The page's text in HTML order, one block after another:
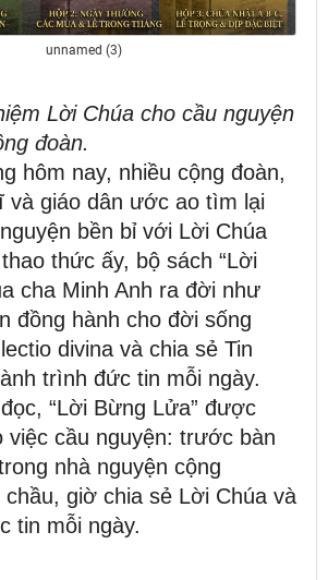
unnamed (3)
Lời Chúa cho cầu nguyện
đoàn.
hôm nay, nhiều cộng đoàn,
và giáo dân ước ao tìm lại
bền bỉ với Lời Chúa
thức ấy, bộ sách “Lời
cha Minh Anh ra đời như
đồng hành cho đời sống
divina và chia sẻ Tin
trình đức tin mỗi ngày.
“Lời Bừng Lửa” được
việc cầu nguyện: trước bàn
nhà nguyện cộng
chầu, giờ chia sẻ Lời Chúa và
tin mỗi ngày.